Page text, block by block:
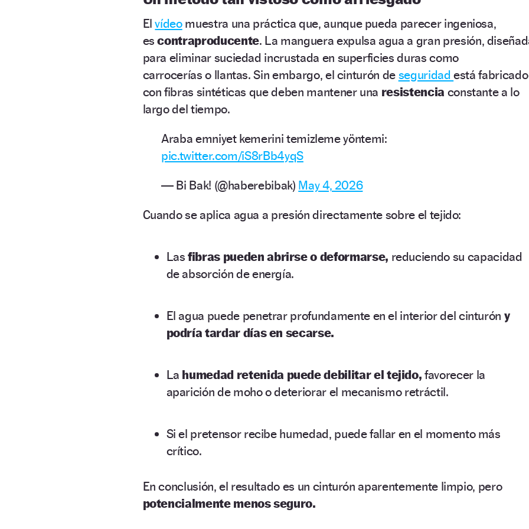
Elvídeomuestra una práctica que, aunque pueda parecer ingeniosa,
escontraproducente. La manguera expulsa agua a gran presión,
para eliminar suciedad incrustada en superficies duras como
carrocerías o llantas. Sin embargo, el cinturón de seguridadestá fabricado
con fibras sintéticas que deben mantener una resistencia constante a lo
largo del tiempo.
Araba emniyet kemerini temizleme yöntemi:
pic.twitter.com/iS8rBb4yqS
— Bi Bak! (@haberebibak) May 4, 2026
Cuando se aplica agua a presión directamente sobre el tejido:
Las fibras pueden abrirse o deformarse, reduciendo su capacidad
de absorción de energía.
El agua puede penetrar profundamente en el interior del cinturón y
podría tardar días en secarse.
La humedad retenida puede debilitar el tejido,favorecer la
aparición de moho o deteriorar el mecanismo retráctil.
Si el pretensor recibe humedad, puede fallar en el momento más
crítico.
En conclusión, el resultado es un cinturón aparentemente limpio, pero
potencialmente menos seguro.